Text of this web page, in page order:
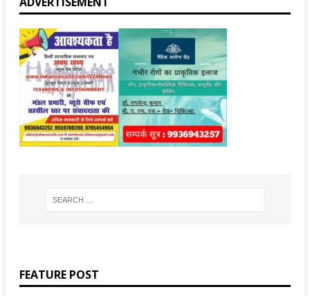
FEATURE POST